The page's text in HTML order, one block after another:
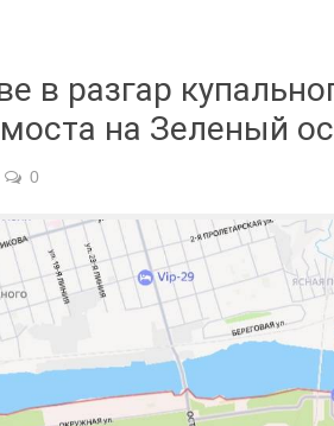
Таганрога открылась выставка
в ночном поджоге
жертвами вражеской атаки в
в разгар
на Зеленый
0